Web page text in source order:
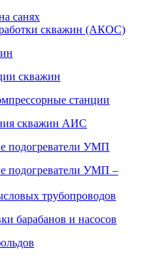
санях
скважин (АКОС)
скважин
станции
скважин АИС
подогреватели УМП
подогреватели УМП –
трубопроводов
барабанов и насосов